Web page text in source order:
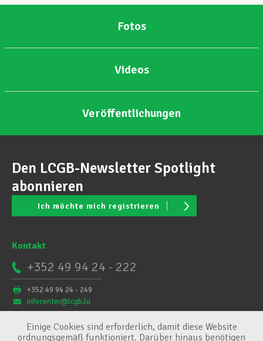
Fotos
Videos
Veröffentlichungen
Den LCGB-Newsletter Spotlight
abonnieren
Ich möchte mich registrieren
Kontakt
+352 49 94 24 - 222
+352 49 94 24 - 249
infocenter@lcgb.lu
Einige Cookies sind erforderlich, damit diese Website
ordnungsgemäß funktioniert. Darüber hinaus benötigen